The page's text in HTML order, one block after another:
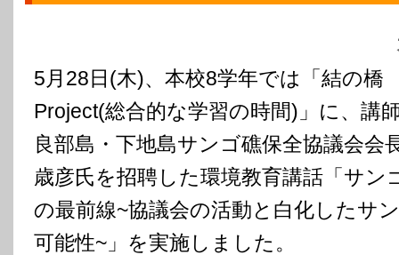
5月28日(木)、本校8学年では「結の橋
Project(総合的な学習の時間)」に、講
良部島・下地島サンゴ礁保全協議会会
歳彦氏を招聘した環境教育講話「サン
の最前線~協議会の活動と白化したサ
可能性~」を実施しました。